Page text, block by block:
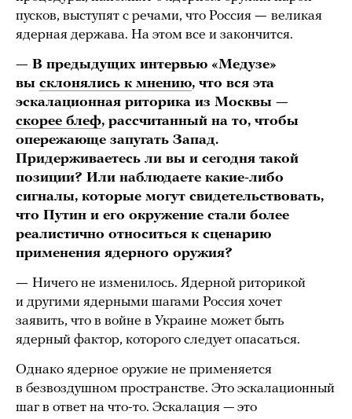
пусков, выступят с речами, что Россия — великая
ядерная держава. На этом все и закончится.
— В предыдущих интервью «Медузе»
вы склонялись к мнению, что вся эта
эскалационная риторика из Москвы —
скорее блеф, рассчитанный на то, чтобы
опережающе запугать Запад.
Придерживаетесь ли вы и сегодня такой
позиции? Или наблюдаете какие-либо
сигналы, которые могут свидетельствовать,
что Путин и его окружение стали более
реалистично относиться к сценарию
применения ядерного оружия?
— Ничего не изменилось. Ядерной риторикой
и другими ядерными шагами Россия хочет
заявить, что в войне в Украине может быть
ядерный фактор, которого следует опасаться.
Однако ядерное оружие не применяется
в безвоздушном пространстве. Это эскалационный
шаг в ответ на что-то. Эскалация — это